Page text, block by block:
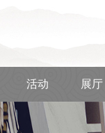
活动 展厅